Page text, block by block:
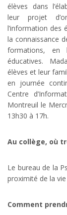
élèves dans
leur projet
l’information des
la connaissance
formations, en
éducatives.
élèves et leur
en journée
Centre
Montreuil le
13h30 à 17h.
Au collège, où
Le bureau de la
proximité de la
Comment